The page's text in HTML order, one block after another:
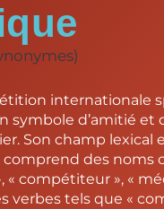
internationale
symbole d’amitié
Son champ lexical
des noms
« compétiteur », «
verbes tels que «